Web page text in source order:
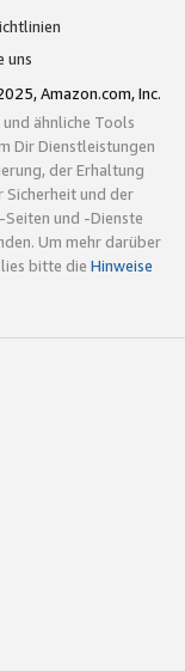
uns
Amazon.com, Inc.
ähnliche Tools
Dir Dienstleistungen
der Erhaltung
Sicherheit und der
und -Dienste
Um mehr darüber
bitte die Hinweise